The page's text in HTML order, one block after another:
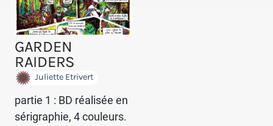
GARDEN
RAIDERS
Juliette Etrivert
partie 1 : BD réalisée en
sérigraphie, 4 couleurs.